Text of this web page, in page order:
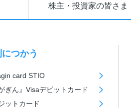
株主・投資家の皆さま
つかう
card STIO
ぎん』Visaデビットカード
ットカード